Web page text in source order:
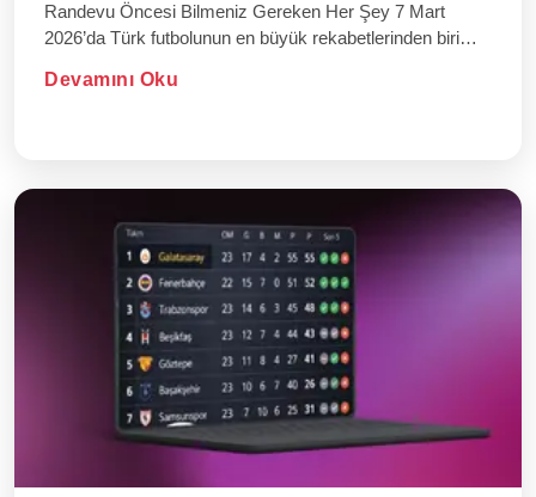
Randevu Öncesi Bilmeniz Gereken Her Şey 7 Mart
2026’da Türk futbolunun en büyük rekabetlerinden biri
Devamını Oku